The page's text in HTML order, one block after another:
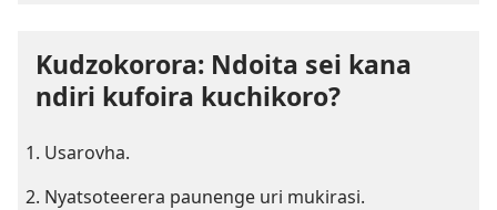
Kudzokorora: Ndoita sei kana
ndiri kufoira kuchikoro?
Usarovha.
Nyatsoteerera paunenge uri mukirasi.